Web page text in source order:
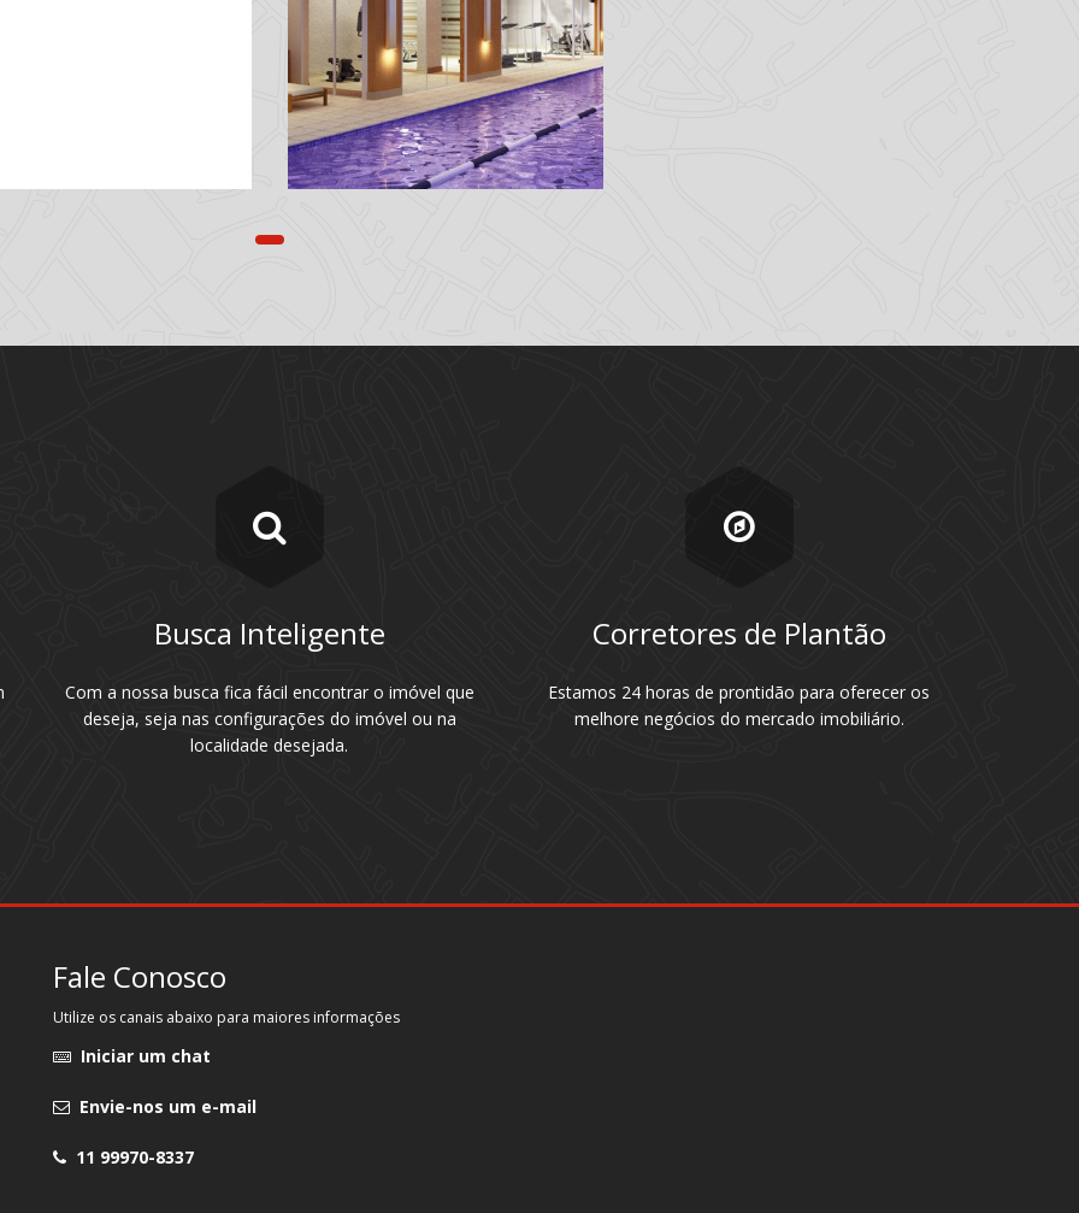
Busca Inteligente
Com a nossa busca fica fácil encontrar o imóvel que
deseja, seja nas configurações do imóvel ou na
localidade desejada.
Corretores de Plantão
Estamos 24 horas de prontidão para oferecer os
melhore negócios do mercado imobiliário.
Fale Conosco
Utilize os canais abaixo para maiores informações
Iniciar um chat
Envie-nos um e-mail
11 99970-8337